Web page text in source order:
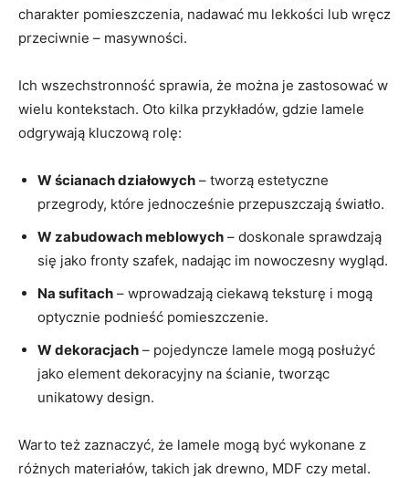
charakter pomieszczenia, nadawać mu lekkości lub wręcz
przeciwnie – masywności.
Ich wszechstronność sprawia, że można je zastosować w
wielu kontekstach. Oto kilka przykładów, gdzie lamele
odgrywają kluczową rolę:
W ścianach działowych – tworzą estetyczne
przegrody, które jednocześnie przepuszczają światło.
W zabudowach meblowych – doskonale sprawdzają
się jako fronty szafek, nadając im nowoczesny wygląd.
Na sufitach – wprowadzają ciekawą teksturę i mogą
optycznie podnieść pomieszczenie.
W dekoracjach – pojedyncze lamele mogą posłużyć
jako element dekoracyjny na ścianie, tworząc
unikatowy design.
Warto też zaznaczyć, że lamele mogą być wykonane z
różnych materiałów, takich jak drewno, MDF czy metal.